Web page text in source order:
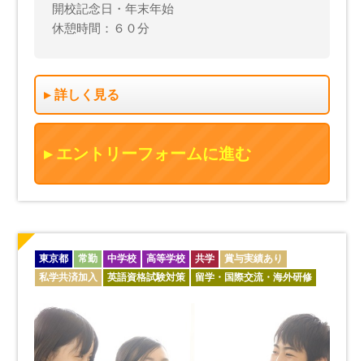
開校記念日・年末年始
休憩時間：６０分
詳しく見る
エントリーフォームに進む
東京都 常勤 中学校 高等学校 共学
賞与実績あり
私学共済加入
英語資格試験対策 留学・国際交流・海外研修